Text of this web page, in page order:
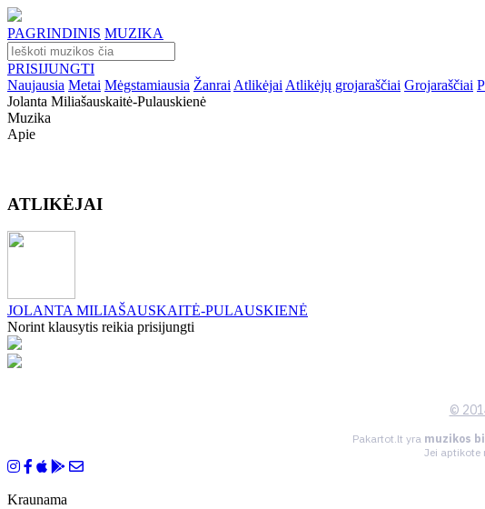
PAGRINDINIS MUZIKA
PRISIJUNGTI
Naujausia Metai Mėgstamiausia Žanrai Atlikėjai Atlikėjų grojaraščiai Grojaraščiai
Jolanta Miliašauskaitė-Pulauskienė
Muzika
Apie
ATLIKĖJAI
JOLANTA MILIAŠAUSKAITĖ-PULAUSKIENĖ
Norint klausytis reikia prisijungti
©
Pakartot.lt yra muzikos
Jei aptikote
Kraunama